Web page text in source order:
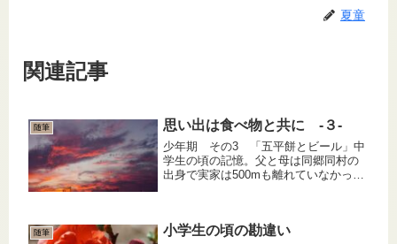
夏童
関連記事
随筆 思い出は食べ物と共に -３-
少年期 その3 「五平餅とビール」中
学生の頃の記憶。父と母は同郷同村の
出身で実家は500mも離れていなかっ
前中は墓参りをし昼からは宴会だ。...
随筆 小学生の頃の勘違い